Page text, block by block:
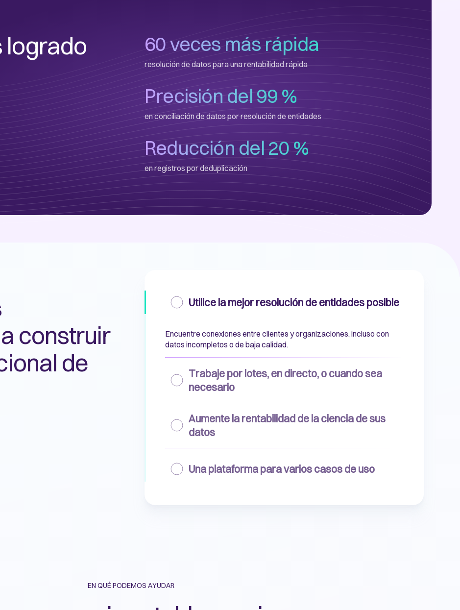
logrado 60 veces más rápida
resolución de datos para una rentabilidad rápida
Precisión del 99 %
en conciliación de datos por resolución de entidades
Reducción del 20 %
en registros por deduplicación
construir
de
Utilice la mejor resolución de entidades posible
Encuentre conexiones entre clientes y organizaciones, incluso con
datos incompletos o de baja calidad.
Trabaje por lotes, en directo, o cuando sea
necesario
Aumente la rentabilidad de la ciencia de sus
datos
Una plataforma para varios casos de uso
EN QUÉ PODEMOS AYUDAR